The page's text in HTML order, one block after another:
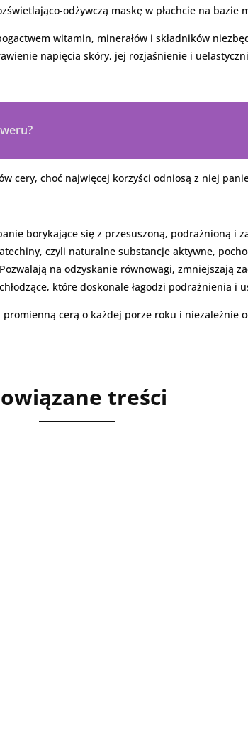
odżywczą maskę w płachcie na bazie
witamin, minerałów i składników
napięcia skóry, jej rozjaśnienie i
cery, choć najwięcej korzyści odniosą z niej
borykające się z przesuszoną, podrażnioną i
czyli naturalne substancje aktywne,
na odzyskanie równowagi, zmniejszają
które doskonale łagodzi podrażnienia i
cerą o każdej porze roku i niezależnie
treści